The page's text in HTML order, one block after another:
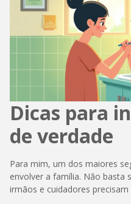
Dicas para
de verdade
Para mim, um dos maiores
envolver a família. Não basta
irmãos e cuidadores precisam